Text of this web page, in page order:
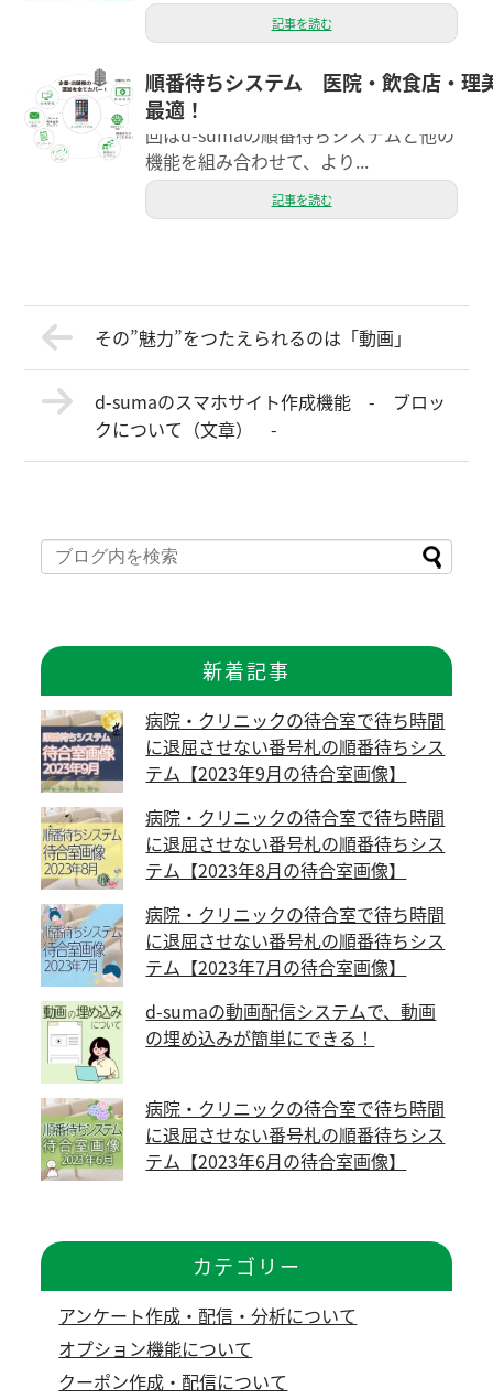
記事を読む
順番待ちシステム 医院・飲食店・理
最適！
1月12日、26日に投稿した順番待ちシ
ステムについてまたまた書きます。 今
回はd-sumaの順番待ちシステムと他の
機能を組み合わせて、より...
記事を読む
その”魅力”をつたえられるのは「動画」
d-sumaのスマホサイト作成機能 - ブロッ
クについて（文章） -
新着記事
病院・クリニックの待合室で待ち時間
に退屈させない番号札の順番待ちシス
テム【2023年9月の待合室画像】
病院・クリニックの待合室で待ち時間
に退屈させない番号札の順番待ちシス
テム【2023年8月の待合室画像】
病院・クリニックの待合室で待ち時間
に退屈させない番号札の順番待ちシス
テム【2023年7月の待合室画像】
d-sumaの動画配信システムで、動画
の埋め込みが簡単にできる！
病院・クリニックの待合室で待ち時間
に退屈させない番号札の順番待ちシス
テム【2023年6月の待合室画像】
カテゴリー
アンケート作成・配信・分析について
オプション機能について
クーポン作成・配信について